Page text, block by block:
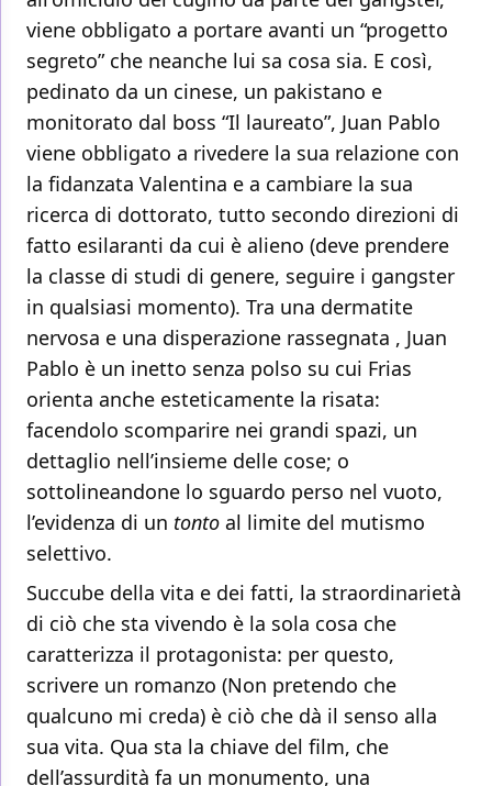
viene obbligato a portare avanti un “progetto
segreto” che neanche lui sa cosa sia. E così,
pedinato da un cinese, un pakistano e
monitorato dal boss “Il laureato”, Juan Pablo
viene obbligato a rivedere la sua relazione con
la fidanzata Valentina e a cambiare la sua
ricerca di dottorato, tutto secondo direzioni di
fatto esilaranti da cui è alieno (deve prendere
la classe di studi di genere, seguire i gangster
in qualsiasi momento). Tra una dermatite
nervosa e una disperazione rassegnata , Juan
Pablo è un inetto senza polso su cui Frias
orienta anche esteticamente la risata:
facendolo scomparire nei grandi spazi, un
dettaglio nell’insieme delle cose; o
sottolineandone lo sguardo perso nel vuoto,
l’evidenza di un tonto al limite del mutismo
selettivo.
Succube della vita e dei fatti, la straordinarietà
di ciò che sta vivendo è la sola cosa che
caratterizza il protagonista: per questo,
scrivere un romanzo (Non pretendo che
qualcuno mi creda) è ciò che dà il senso alla
sua vita. Qua sta la chiave del film, che
dell’assurdità fa un monumento, una